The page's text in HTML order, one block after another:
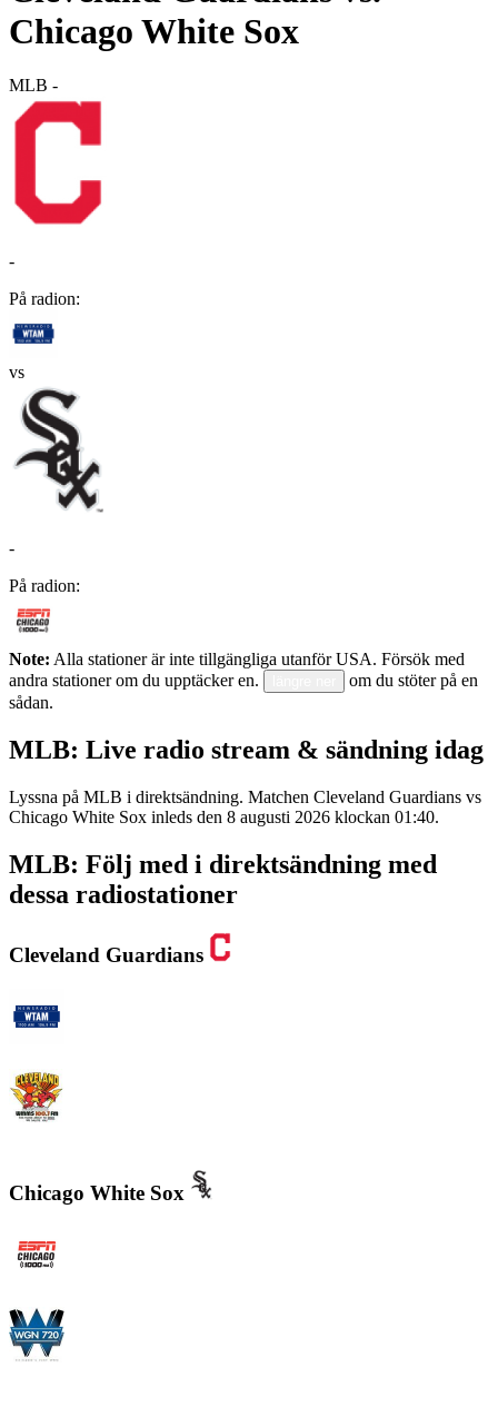
Chicago White Sox
MLB -
-
På radion:
vs
-
På radion:
Note: Alla stationer är inte tillgängliga utanför USA. Försök med
andra stationer om du upptäcker en.
om du stöter på en
sådan.
MLB: Live radio stream & sändning idag
Lyssna på MLB i direktsändning. Matchen Cleveland Guardians vs
Chicago White Sox inleds den 8 augusti 2026 klockan 01:40.
MLB: Följ med i direktsändning med
dessa radiostationer
Cleveland Guardians
Chicago White Sox